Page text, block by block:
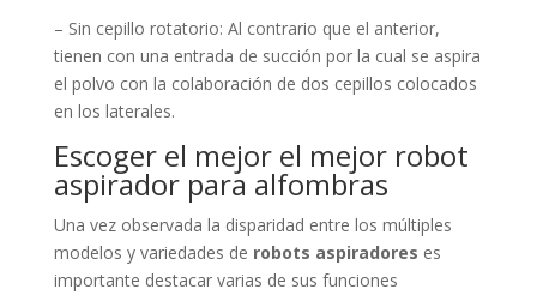
– Sin cepillo rotatorio: Al contrario que el anterior,
tienen con una entrada de succión por la cual se aspira
el polvo con la colaboración de dos cepillos colocados
en los laterales.
Escoger el mejor el mejor robot
aspirador para alfombras
Una vez observada la disparidad entre los múltiples
modelos y variedades de robots aspiradores es
importante destacar varias de sus funciones